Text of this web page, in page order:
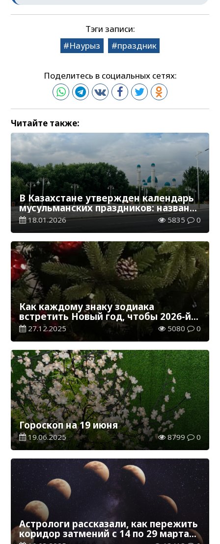
Тэги записи:
Наурыз
праздник
Поделитесь в социальных сетях:
Читайте также:
В Казахстане утвержден календарь
мусульманских праздников: названы
даты Рамазана, Ораза и Курбан айта
18.01.2026 5835 0
Как каждому знаку зодиака
встретить Новый год, чтобы 2026-й
прошел идеально
27.12.2025 5080 0
Гороскоп на 19 июня
19.06.2025 8799 0
Астрологи рассказали, как пережить
коридор затмений с 14 по 29 марта